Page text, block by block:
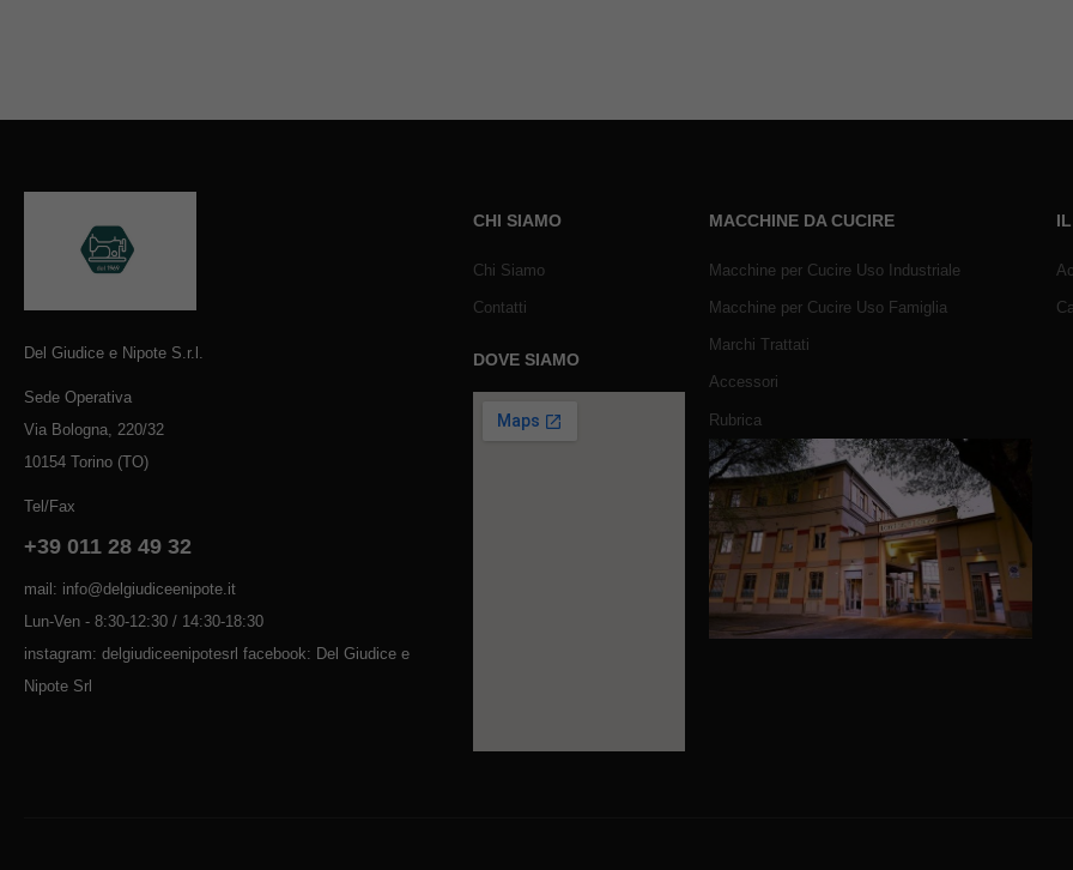
Del Giudice e Nipote S.r.l.
Sede Operativa
Via Bologna, 220/32
10154 Torino (TO)
Tel/Fax
+39 011 28 49 32
mail: info@delgiudiceenipote.it
Lun-Ven - 8:30-12:30 / 14:30-18:30
instagram: delgiudiceenipotesrl facebook: Del Giudice e
Nipote Srl
CHI SIAMO
Chi Siamo
Contatti
DOVE SIAMO
MACCHINE DA CUCIRE
Macchine per Cucire Uso Industriale
Macchine per Cucire Uso Famiglia
Marchi Trattati
Accessori
Rubrica